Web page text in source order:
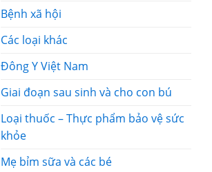
Bệnh xã hội
Các loại khác
Đông Y Việt Nam
Giai đoạn sau sinh và cho con bú
Loại thuốc – Thực phẩm bảo vệ sức
khỏe
Mẹ bỉm sữa và các bé